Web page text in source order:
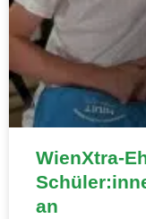
WienXtra-
an